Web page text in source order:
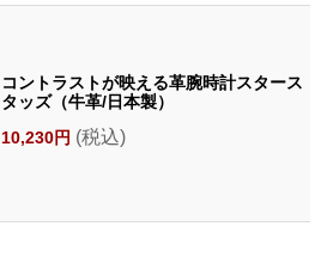
コントラストが映える革腕時計スタース
タッズ（牛革/日本製）
10,230円 (税込)